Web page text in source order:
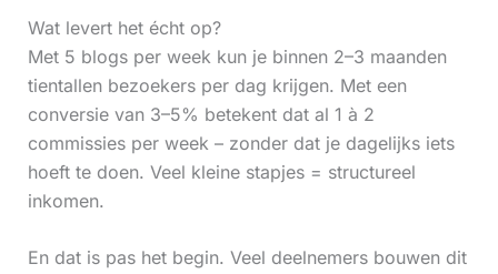
Wat levert het écht op?
Met 5 blogs per week kun je binnen 2–3 maanden
tientallen bezoekers per dag krijgen. Met een
conversie van 3–5% betekent dat al 1 à 2
commissies per week – zonder dat je dagelijks iets
hoeft te doen. Veel kleine stapjes = structureel
inkomen.
En dat is pas het begin. Veel deelnemers bouwen dit